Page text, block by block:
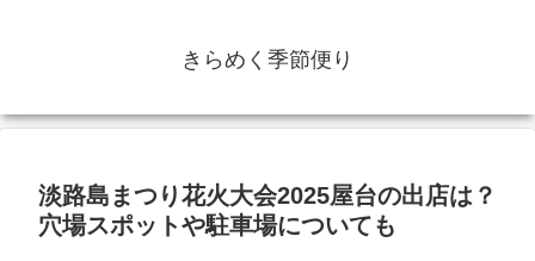
きらめく季節便り
淡路島まつり花火大会2025屋台の出店は？
穴場スポットや駐車場についても